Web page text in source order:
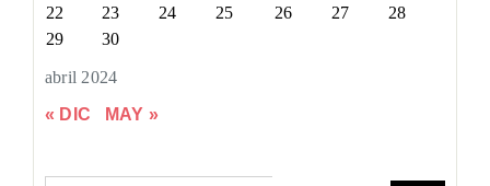
abril 2024
22
23 24 25 26 27
28
29
30
« DIC MAY »